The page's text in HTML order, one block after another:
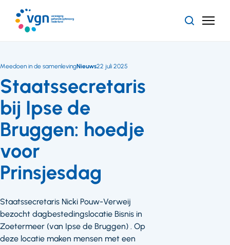
naar
hoofdinhoud
ZoekenMenu
Staatssecretaris
bij Ipse de
Bruggen: hoedje
voor
Prinsjesdag
Meedoen in de samenlevingNieuws22 juli 2025
Staatssecretaris Nicki Pouw-Verweij
bezocht dagbestedingslocatie Bisnis in
Zoetermeer (van Ipse de Bruggen) . Op
deze locatie maken mensen met een